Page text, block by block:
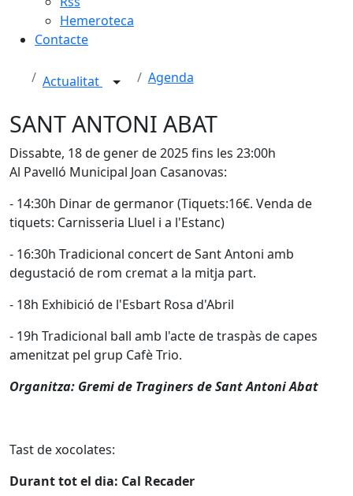
Hemeroteca
Contacte
Actualitat Agenda
SANT ANTONI ABAT
Dissabte, 18 de gener de 2025 fins les 23:00h
Al Pavelló Municipal Joan Casanovas:
- 14:30h Dinar de germanor (Tiquets:16€. Venda de
tiquets: Carnisseria Lluel i a l'Estanc)
- 16:30h Tradicional concert de Sant Antoni amb
degustació de rom cremat a la mitja part.
- 18h Exhibició de l'Esbart Rosa d'Abril
- 19h Tradicional ball amb l'acte de traspàs de capes
amenitzat pel grup Cafè Trio.
Organitza: Gremi de Traginers de Sant Antoni Abat
Tast de xocolates:
Durant tot el dia: Cal Recader